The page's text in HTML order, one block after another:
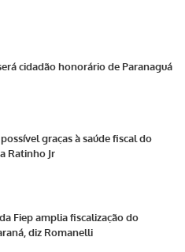
cidadão honorário de Paranaguá
graças à saúde fiscal do
Ratinho Jr
Fiep amplia fiscalização do
diz Romanelli